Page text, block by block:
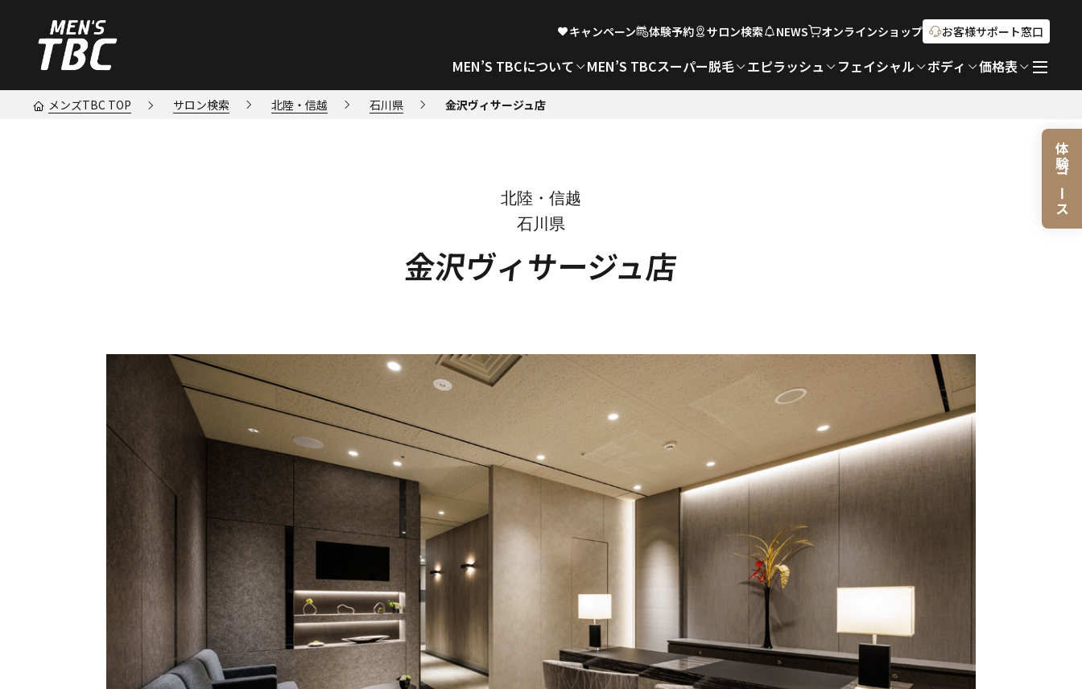
キャンペーン 体験予約 サロン検索 NEWS オンラインショップ お客様サポート窓口
MEN’S TBCについて MEN’S TBCスーパー脱毛 エピラッシュ フェイシャル ボディ 価格表
体験コース
メンズTBC TOP サロン検索 北陸・信越 石川県 金沢ヴィサージュ店
北陸・信越
石川県
金沢ヴィサージュ店